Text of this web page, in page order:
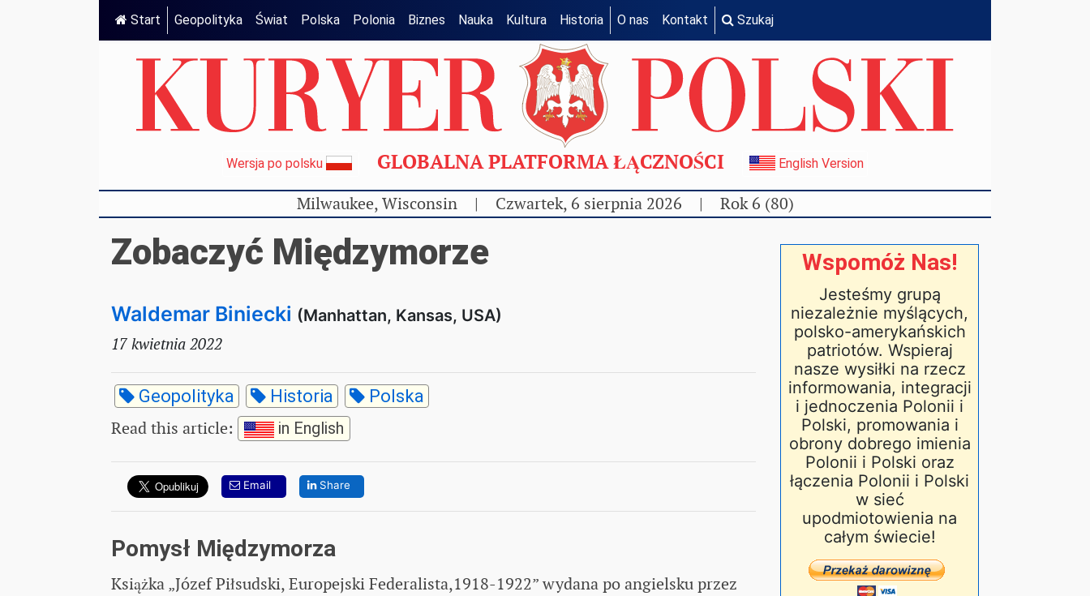
Start Geopolityka Świat Polska Polonia Biznes Nauka Kultura Historia O nas Kontakt Szukaj
Wersja po polsku GLOBALNA PLATFORMA ŁĄCZNOŚCI English Version
Milwaukee, Wisconsin | Czwartek, 6 sierpnia 2026 | Rok 6 (80)
Zobaczyć Międzymorze
Waldemar Biniecki (Manhattan, Kansas, USA)
17 kwietnia 2022
Geopolityka Historia Polska
Read this article: in English
Email Share
Pomysł Międzymorza
Książka „Józef Piłsudski, Europejski Federalista,1918-1922” wydana po angielsku przez
Wspomóż Nas!
Jesteśmy grupą
niezależnie myślących,
polsko-amerykańskich
patriotów. Wspieraj
nasze wysiłki na rzecz
informowania, integracji
i jednoczenia Polonii i
Polski, promowania i
obrony dobrego imienia
Polonii i Polski oraz
łączenia Polonii i Polski
w sieć
upodmiotowienia na
całym świecie!